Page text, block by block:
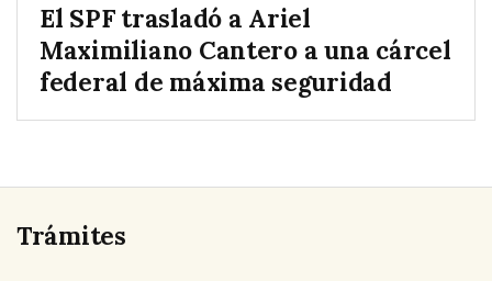
El SPF trasladó a Ariel
Maximiliano Cantero a una cárcel
federal de máxima seguridad
Trámites